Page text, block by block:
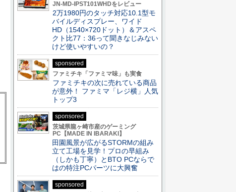
JN-MD-IPST101WHDをレビュー
2万1980円のタッチ対応10.1型モ
バイルディスプレー、ワイド
HD（1540×720ドット）＆アスペ
クト比77：36って聞きなじみない
けど使いやすいの？
sponsored
ファミチキ「ファミマ味」も実食
ファミチキの次に売れている商品
が意外！ ファミマ「レジ横」人気
トップ3
sponsored
茨城県龍ヶ崎市産のゲーミング
PC【MADE IN IBARAKI】
田園風景が広がるSTORMの組み
立て工場を見学！プロの早組み
（しかも丁寧）とBTO PCならで
はの特注PCパーツに大興奮
sponsored